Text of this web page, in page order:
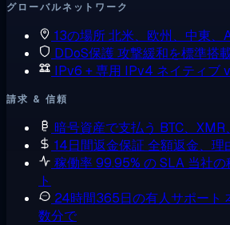
グローバルネットワーク
13の場所北米、欧州、中東、
DDoS保護攻撃緩和を標準搭
IPv6 + 専用 IPv4 ネイティブ
請求 & 信頼
暗号資産で支払う BTC、XMR
14日間返金保証 全額返金、理
稼働率 99.95% の SLA 当社の
ト
24時間365日の有人サポート
数分で